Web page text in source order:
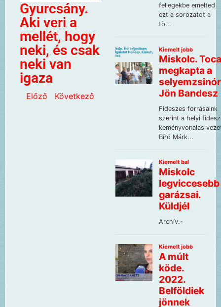
Gyurcsány.
Aki veri a
mellét, hogy
neki, és csak
neki van
igaza
Előző Következő